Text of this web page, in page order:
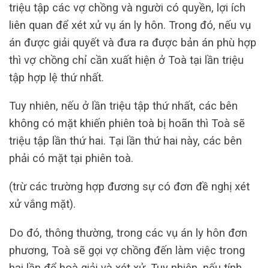
triệu tập các vợ chồng và người có quyền, lợi ích
liên quan để xét xử vụ án ly hôn. Trong đó, nếu vụ
án được giải quyết và đưa ra được bản án phù hợp
thì vợ chồng chỉ cần xuất hiện ở Toà tại lần triệu
tập hợp lệ thứ nhất.
Tuy nhiên, nếu ở lần triệu tập thứ nhất, các bên
không có mặt khiến phiên toà bị hoãn thì Toà sẽ
triệu tập lần thứ hai. Tại lần thứ hai này, các bên
phải có mặt tại phiên toà.
(trừ các trường hợp đương sự có đơn đề nghị xét
xử vắng mặt).
Do đó, thông thường, trong các vụ án ly hôn đơn
phương, Toà sẽ gọi vợ chồng đến làm việc trong